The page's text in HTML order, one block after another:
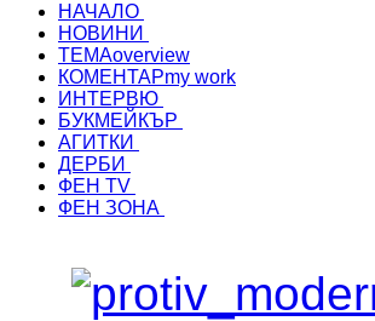
НАЧАЛО
НОВИНИ
ТЕМАoverview
КОМЕНТАРmy work
ИНТЕРВЮ
БУКМЕЙКЪР
АГИТКИ
ДЕРБИ
ФЕН TV
ФЕН ЗОНА